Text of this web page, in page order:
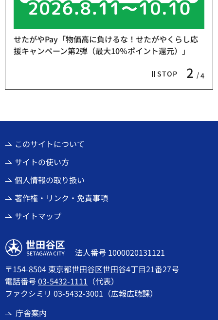
STOP 3 4
熱中症予防「お休み処」をご利用ください
このサイトについて
サイトの使い方
個人情報の取り扱い
著作権・リンク・免責事項
サイトマップ
世田谷区
法人番号 1000020131121
〒154-8504 東京都世田谷区世田谷4丁目21番27号
電話番号03-5432-1111 （代表）
ファクシミリ 03-5432-3001（広報広聴課）
庁舎案内